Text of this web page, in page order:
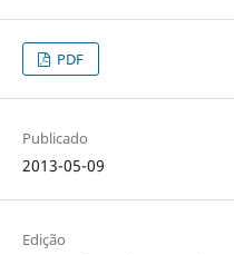
PDF
Publicado
2013-05-09
Edição